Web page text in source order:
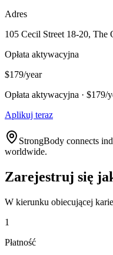
Adres
105 Cecil Street 18-20, The
Opłata aktywacyjna
$179/year
Opłata aktywacyjna · $179/
Aplikuj teraz
StrongBody connects
worldwide.
Zarejestruj się
W kierunku obiecującej
1
Płatność